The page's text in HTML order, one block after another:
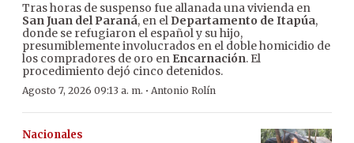
Tras horas de suspenso fue allanada una vivienda en
San Juan del Paraná, en el Departamento de Itapúa,
donde se refugiaron el español y su hijo,
presumiblemente involucrados en el doble homicidio de
los compradores de oro en Encarnación. El
procedimiento dejó cinco detenidos.
Agosto 7, 2026 09:13 a. m. · Antonio Rolín
Nacionales